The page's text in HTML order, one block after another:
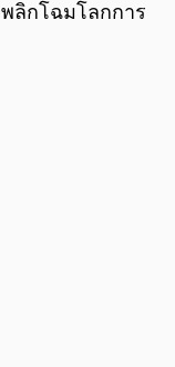
ลิกโฉมโลกการ